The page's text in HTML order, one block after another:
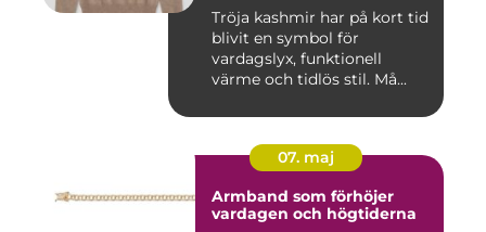
Tröja kashmir har på kort tid
blivit en symbol för
vardagslyx, funktionell
värme och tidlös stil. Må...
07. maj
Armband som förhöjer
vardagen och högtiderna